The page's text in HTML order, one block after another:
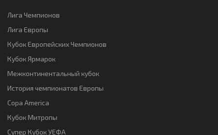
Лига Чемпионов
Лига Европы
Кубок Европейских Чемпионов
Кубок Ярмарок
Межконтинентальный кубок
История чемпионатов Европы
Copa America
Кубок Митропы
Супер Кубок УЕФА